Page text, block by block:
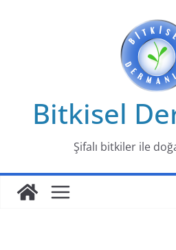
Bitkisel
Şifalı bitkiler ile